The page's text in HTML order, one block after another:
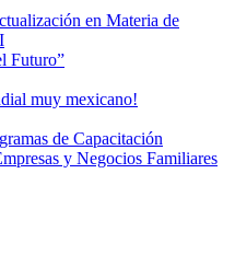
en Materia de
Futuro”
muy mexicano!
de Capacitación
y Negocios Familiares